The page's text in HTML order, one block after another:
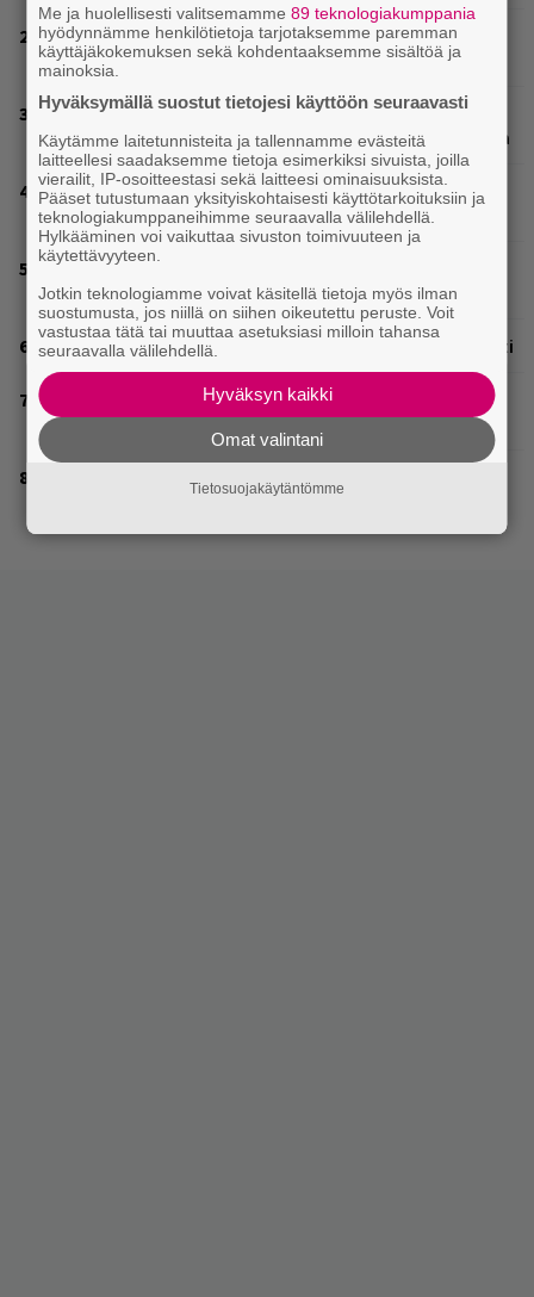
Huomenna se ilmestyy – CMX:stä tutun A.W. Yrjänän
uutuusalbumi om mammuttimainen kokonaisuus
Laittomasta graffitista kiinni jäänyt Paavo Arhinmäki
jälleen spraypullo kädessä – näitä puolueita ei kiinnosta
Valtava Yle 100 vuotta -tapahtuma Veikkaus Arenalla
syyskuussa – muista myös metalliklassikot-konsertti
Tampereella sunnuntaina superpäivä – nämä artistit
mukana
Rushin Neail Peartista ilmestyy ensi kuussa dokumentti
Mainio ohjelmatoimisto juhlii Helsingissä 10-vuotista
taivaltaan – ilmaistapahtumassa loistoesiintyjät
Me ja huolellisesti valitsemamme89 teknologiakumppania
hyödynnämme henkilötietoja tarjotaksemme paremman
käyttäjäkokemuksen sekä kohdentaaksemme sisältöä ja
mainoksia.
Hyväksymällä suostut tietojesi käyttöön seuraavasti
Käytämme laitetunnisteita ja tallennamme evästeitä
laitteellesi saadaksemme tietoja esimerkiksi sivuista, joilla
vierailit, IP-osoitteestasi sekä laitteesi ominaisuuksista.
Pääset tutustumaan yksityiskohtaisesti käyttötarkoituksiin ja
teknologiakumppaneihimme seuraavalla välilehdellä.
Hylkääminen voi vaikuttaa sivuston toimivuuteen ja
käytettävyyteen.
Jotkin teknologiamme voivat käsitellä tietoja myös ilman
suostumusta, jos niillä on siihen oikeutettu peruste. Voit
vastustaa tätä tai muuttaa asetuksiasi milloin tahansa
seuraavalla välilehdellä.
Hyväksyn kaikki
Omat valintani
Tietosuojakäytäntömme